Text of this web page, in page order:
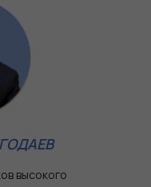
высокого